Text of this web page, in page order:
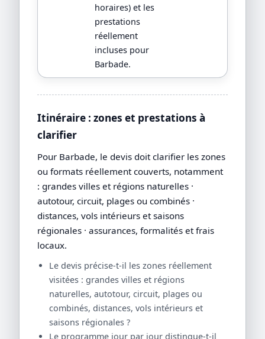
horaires) et les
prestations
réellement
incluses pour
Barbade.
Itinéraire : zones et prestations à
clarifier
Pour Barbade, le devis doit clarifier les zones
ou formats réellement couverts, notamment
: grandes villes et régions naturelles ·
autotour, circuit, plages ou combinés ·
distances, vols intérieurs et saisons
régionales · assurances, formalités et frais
locaux.
Le devis précise-t-il les zones réellement
visitées : grandes villes et régions
naturelles, autotour, circuit, plages ou
combinés, distances, vols intérieurs et
saisons régionales ?
Le programme jour par jour distingue-t-il